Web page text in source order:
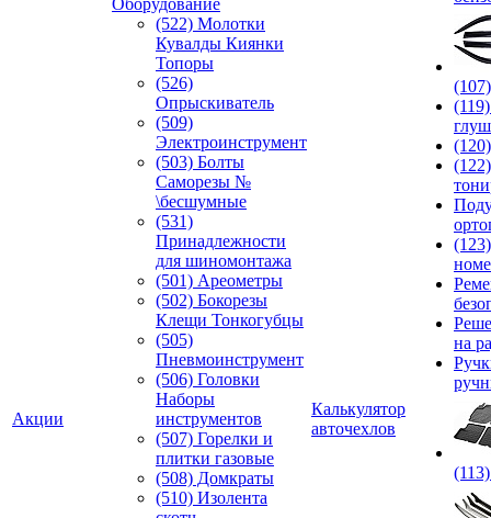
Акции
Оборудование
(522) Молотки
Кувалды Киянки
Топоры
(526)
Опрыскиватель
(509)
Электроинструмент
(503) Болты
Саморезы №
\бесшумные
(531)
Принадлежности
для шиномонтажа
(501) Ареометры
(502) Бокорезы
Клещи Тонкогубцы
(505)
Пневмоинструмент
(506) Головки
Наборы
инструментов
(507) Горелки и
плитки газовые
(508) Домкраты
(510) Изолента
Калькулятор
авточехлов
на